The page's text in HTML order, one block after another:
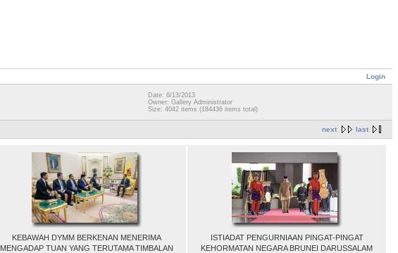
Login
Date: 6/13/2013
Owner: Gallery Administrator
Size: 4042 items (184436 items total)
next last
KEBAWAH DYMM BERKENAN MENERIMA
MENGADAP TUAN YANG TERUTAMA TIMBALAN
ISTIADAT PENGURNIAAN PINGAT-PINGAT
KEHORMATAN NEGARA BRUNEI DARUSSALAM